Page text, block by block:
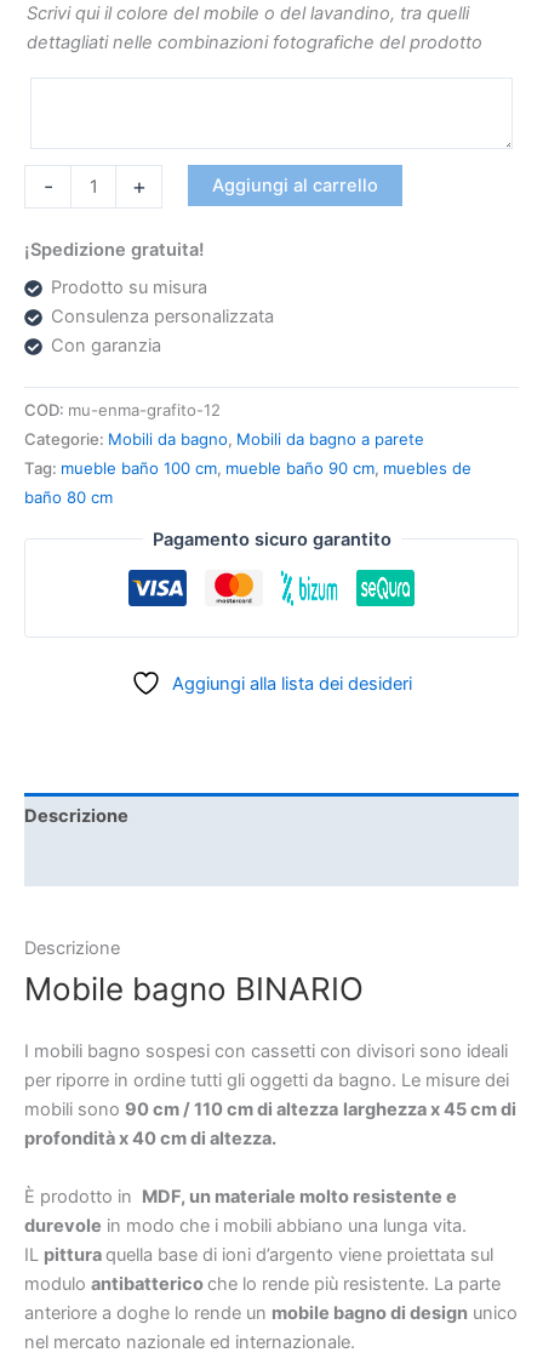
Scrivi qui il colore del mobile o del lavandino, tra quelli
dettagliati nelle combinazioni fotografiche del prodotto
- + Aggiungi al carrello
¡Spedizione gratuita!
Prodotto su misura
Consulenza personalizzata
Con garanzia
COD: mu-enma-grafito-12
Categorie: Mobili da bagno, Mobili da bagno a parete
Tag: mueble baño 100 cm, mueble baño 90 cm, muebles de
baño 80 cm
Pagamento sicuro garantito
Aggiungi alla lista dei desideri
Descrizione
Descrizione
Mobile bagno BINARIO
I mobili bagno sospesi con cassetti con divisori sono ideali
per riporre in ordine tutti gli oggetti da bagno. Le misure dei
mobili sono 90 cm / 110 cm di altezza larghezza x 45 cm di
profondità x 40 cm di altezza.
È prodotto in MDF, un materiale molto resistente e
durevole in modo che i mobili abbiano una lunga vita.
IL pitturaquella base di ioni d’argento viene proiettata sul
modulo antibattericoche lo rende più resistente. La parte
anteriore a doghe lo rende un mobile bagno di design unico
nel mercato nazionale ed internazionale.